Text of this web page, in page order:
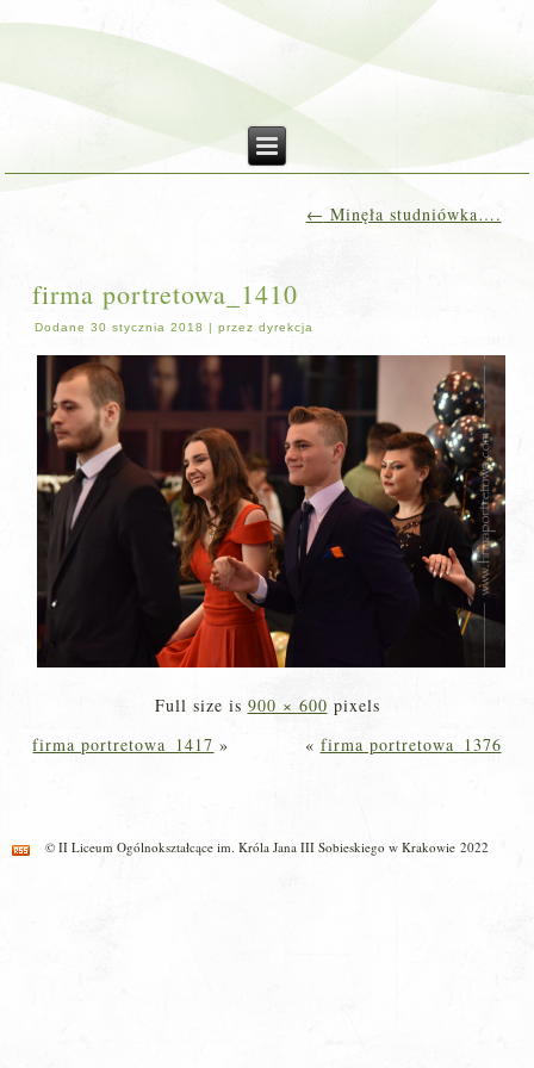
← Minęła studniówka….
firma portretowa_1410
Dodane 30 stycznia 2018 |przez dyrekcja
Full size is 900 × 600 pixels
firma portretowa_1417 » « firma portretowa_1376
© II Liceum Ogólnokształcące im. Króla Jana III Sobieskiego w Krakowie 2022